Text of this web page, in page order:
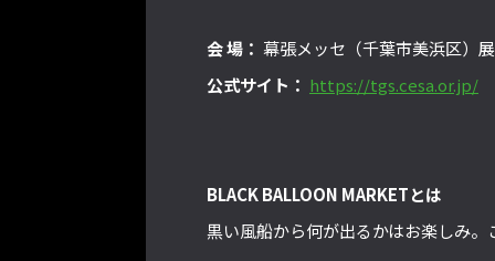
会 場： 幕張メッセ（千葉市美浜区）
公式サイト： https://tgs.cesa.or.jp/
BLACK BALLOON MARKETとは
黒い風船から何が出るかはお楽しみ